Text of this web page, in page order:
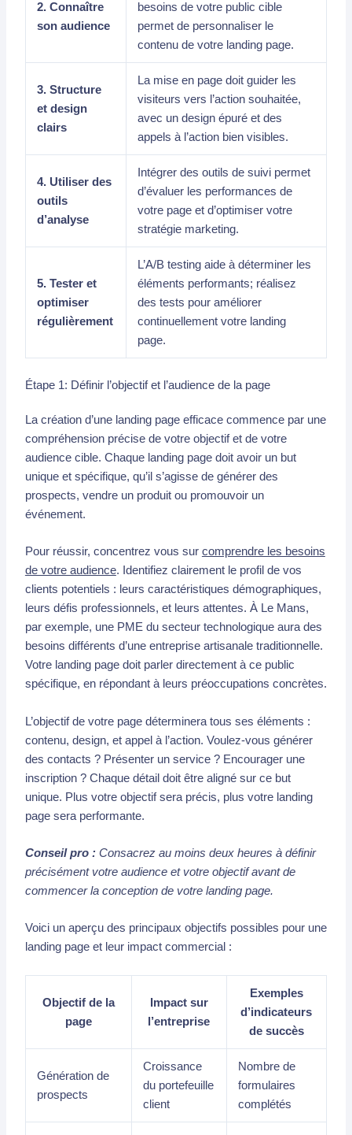
2. Connaître
son audience
besoins de votre public cible
permet de personnaliser le
contenu de votre landing page.
3. Structure
et design
clairs
La mise en page doit guider les
visiteurs vers l’action souhaitée,
avec un design épuré et des
appels à l’action bien visibles.
4. Utiliser des
outils
d’analyse
Intégrer des outils de suivi permet
d’évaluer les performances de
votre page et d’optimiser votre
stratégie marketing.
5. Tester et
optimiser
régulièrement
L’A/B testing aide à déterminer les
éléments performants; réalisez
des tests pour améliorer
continuellement votre landing
page.
Étape 1: Définir l’objectif et l’audience de la page
La création d’une landing page efficace commence par une
compréhension précise de votre objectif et de votre
audience cible. Chaque landing page doit avoir un but
unique et spécifique, qu’il s’agisse de générer des
prospects, vendre un produit ou promouvoir un
événement.
Pour réussir, concentrez vous sur comprendre les besoins
de votre audience. Identifiez clairement le profil de vos
clients potentiels : leurs caractéristiques démographiques,
leurs défis professionnels, et leurs attentes. À Le Mans,
par exemple, une PME du secteur technologique aura des
besoins différents d’une entreprise artisanale traditionnelle.
Votre landing page doit parler directement à ce public
spécifique, en répondant à leurs préoccupations concrètes.
L’objectif de votre page déterminera tous ses éléments :
contenu, design, et appel à l’action. Voulez-vous générer
des contacts ? Présenter un service ? Encourager une
inscription ? Chaque détail doit être aligné sur ce but
unique. Plus votre objectif sera précis, plus votre landing
page sera performante.
Conseil pro : Consacrez au moins deux heures à définir
précisément votre audience et votre objectif avant de
commencer la conception de votre landing page.
Voici un aperçu des principaux objectifs possibles pour une
landing page et leur impact commercial :
Objectif de la
page
Impact sur
l’entreprise
Exemples
d’indicateurs
de succès
Génération de
prospects
Croissance
du portefeuille
client
Nombre de
formulaires
complétés